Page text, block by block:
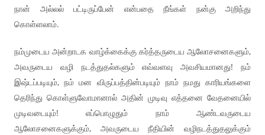
நான் அல்லல் பட்டிருப்பேன் என்பதை நீங்கள் நன்கு அறிந்து
கொள்ளலாம்.
நம்முடைய அன்றாடக வாழ்க்கைக்கு கர்த்தருடைய ஆலோசனைகளும்,
அவருடைய வழி நடத்துதல்களும் எவ்வளவு அவசியமானது! நம்
இஷ்டப்படியும், நம் மன விருப்பத்தின்படியும் நாம் நமது காரியங்களை
தெரிந்து கொள்ளுவோமானால் அதின் முடிவு எத்தனை வேதனையில்
முடிவடையும்! எப்பொழுதும் நாம் ஆண்டவருடைய
ஆலோசனைகளுக்கும், அவருடைய நீதியின் வழிநடத்துதலுக்கும்